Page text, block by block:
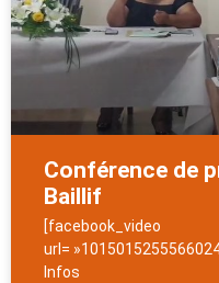
Conférence de
Baillif
[facebook_video
url=
Infos